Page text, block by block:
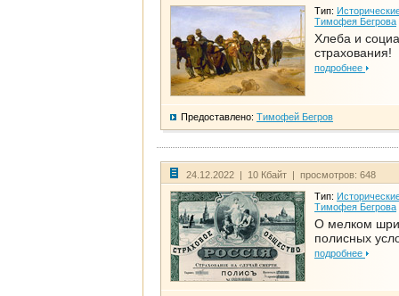
Тип:
Тимофея Бегрова
Хлеба и
страхования!
подробнее
Предоставлено: Тимофей Бегров
24.12.2022 | 10 Кбайт | просмотров: 648
Тип:
Тимофея Бегрова
О мелком
полисных
подробнее